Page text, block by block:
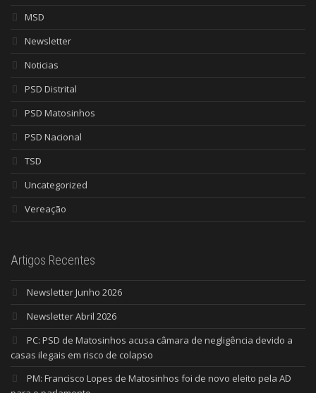
MSD
Newsletter
Noticias
PSD Distrital
PSD Matosinhos
PSD Nacional
TSD
Uncategorized
Vereação
Artigos Recentes
Newsletter Junho 2026
Newsletter Abril 2026
PC: PSD de Matosinhos acusa câmara de negligência devido a
casas ilegais em risco de colapso
PM: Francisco Lopes de Matosinhos foi de novo eleito pela AD